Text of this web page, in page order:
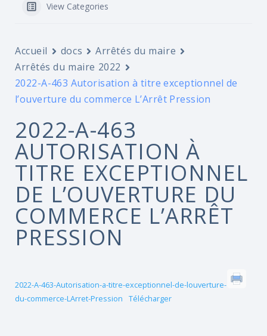
View Categories
Accueil docs
Arrêtés du maire
Arrêtés du maire 2022
2022-A-463 Autorisation à titre exceptionnel de
l’ouverture du commerce L’Arrêt Pression
2022-A-463
AUTORISATION À
TITRE EXCEPTIONNEL
DE L’OUVERTURE DU
COMMERCE L’ARRÊT
PRESSION
2022-A-463-Autorisation-a-titre-exceptionnel-de-louverture-
du-commerce-LArret-Pression
Télécharger